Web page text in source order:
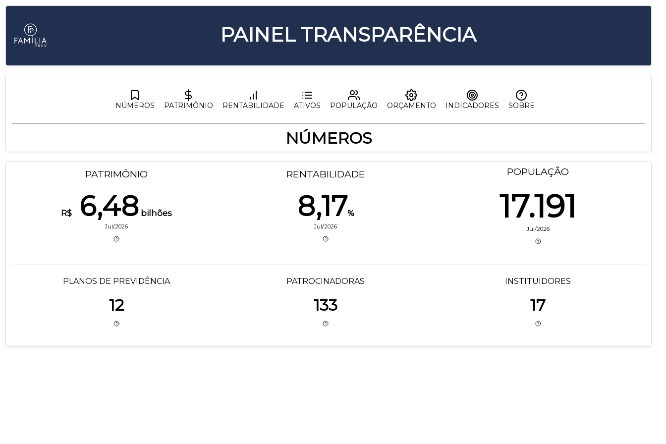
PAINEL TRANSPARÊNCIA
NÚMEROS PATRIMÔNIO RENTABILIDADE ATIVOS POPULAÇÃO ORÇAMENTO INDICADORES SOBRE
NÚMEROS
PATRIMÔNIO
R$6,48bilhões
Jul/2026
RENTABILIDADE
8,17%
Jul/2026
POPULAÇÃO
17.191
Jul/2026
PLANOS DE PREVIDÊNCIA
12
PATROCINADORAS
133
INSTITUIDORES
17